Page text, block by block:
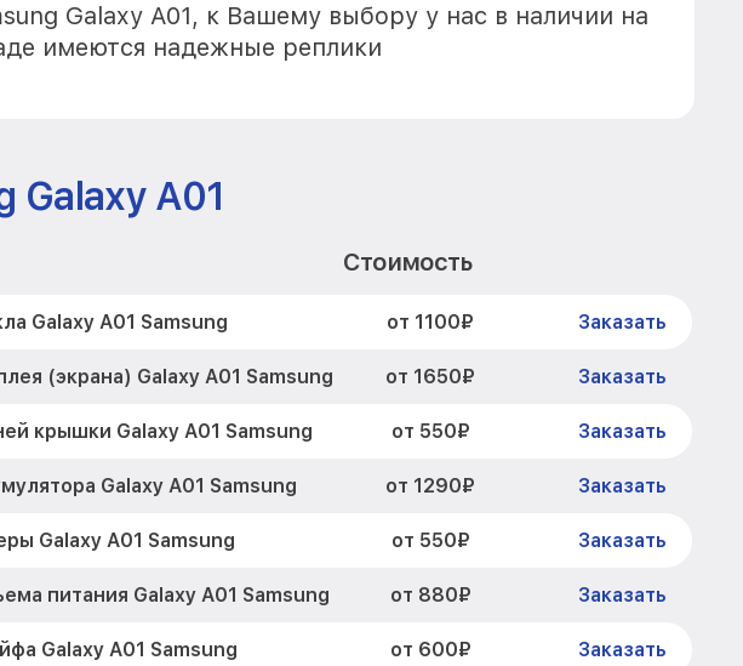
Galaxy A01, к Вашему выбору у нас в наличии на
имеются надежные реплики
Galaxy A01
Стоимость
Galaxy A01 Samsung от 1100₽ Заказать
(экрана) Galaxy A01 Samsung от 1650₽ Заказать
крышки Galaxy A01 Samsung от 550₽ Заказать
Galaxy A01 Samsung от 1290₽ Заказать
Galaxy A01 Samsung от 550₽ Заказать
питания Galaxy A01 Samsung от 880₽ Заказать
Galaxy A01 Samsung от 600₽ Заказать